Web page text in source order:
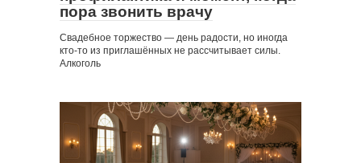
пора звонить врачу
Свадебное торжество — день радости, но иногда
кто-то из приглашённых не рассчитывает силы.
Алкоголь